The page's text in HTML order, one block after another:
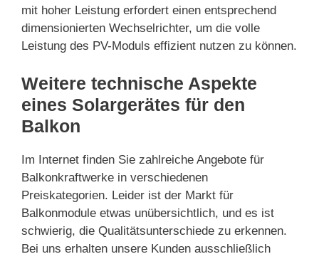
mit hoher Leistung erfordert einen entsprechend
dimensionierten Wechselrichter, um die volle
Leistung des PV-Moduls effizient nutzen zu können.
Weitere technische Aspekte
eines Solargerätes für den
Balkon
Im Internet finden Sie zahlreiche Angebote für
Balkonkraftwerke in verschiedenen
Preiskategorien. Leider ist der Markt für
Balkonmodule etwas unübersichtlich, und es ist
schwierig, die Qualitätsunterschiede zu erkennen.
Bei uns erhalten unsere Kunden ausschließlich